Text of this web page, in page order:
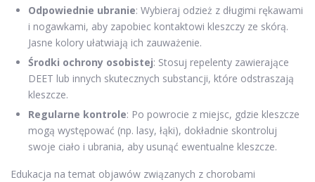
Odpowiednie ubranie: Wybieraj odzież z długimi rękawami
i nogawkami, aby zapobiec kontaktowi kleszczy ze skórą.
Jasne kolory ułatwiają ich zauważenie.
Środki ochrony osobistej: Stosuj repelenty zawierające
DEET lub innych skutecznych substancji, które odstraszają
kleszcze.
Regularne kontrole: Po powrocie z miejsc, gdzie kleszcze
mogą występować (np. lasy, łąki), dokładnie skontroluj
swoje ciało i ubrania, aby usunąć ewentualne kleszcze.
Edukacja na temat objawów związanych z chorobami